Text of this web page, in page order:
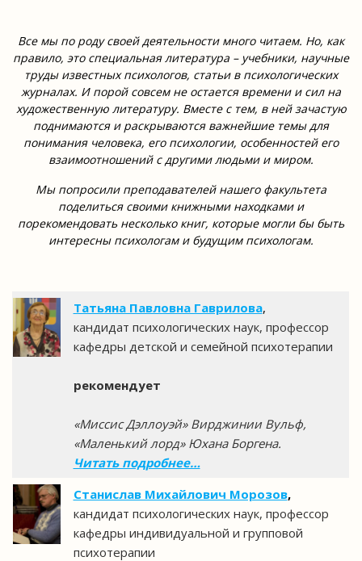
Все мы по роду своей деятельности много читаем. Но, как
правило, это специальная литература – учебники, научные
труды известных психологов, статьи в психологических
журналах. И порой совсем не остается времени и сил на
художественную литературу. Вместе с тем, в ней зачастую
поднимаются и раскрываются важнейшие темы для
понимания человека, его психологии, особенностей его
взаимоотношений с другими людьми и миром.
Мы попросили преподавателей нашего факультета
поделиться своими книжными находками и
порекомендовать несколько книг, которые могли бы быть
интересны психологам и будущим психологам.
Татьяна Павловна Гаврилова,
кандидат психологических наук, профессор
кафедры детской и семейной психотерапии
рекомендует
«Миссис Дэллоуэй» Вирджинии Вульф,
«Маленький лорд» Юхана Боргена.
Читать подробнее…
Станислав Михайлович Морозов,
кандидат психологических наук, профессор
кафедры индивидуальной и групповой
психотерапии